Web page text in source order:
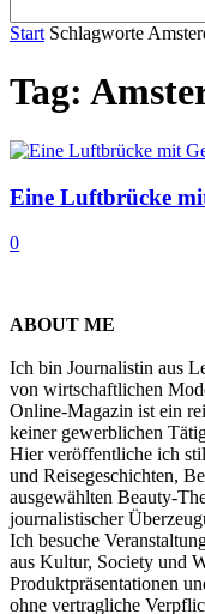
Start Schlagworte
Tag:
Eine Luftbrücke
0
ABOUT ME
Ich bin Journalistin aus
von wirtschaftlichen
Online-Magazin ist ein
keiner gewerblichen
Hier veröffentliche ich
und Reisegeschichten,
ausgewählten Beauty-
journalistischer
Ich besuche
aus Kultur, Society und
Produktpräsentationen
ohne vertragliche